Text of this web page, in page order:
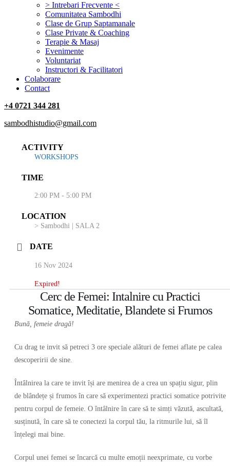
> Intrebari Frecvente <
Comunitatea Sambodhi
Clase de Grup Saptamanale
Clase Private & Coaching
Terapie & Masaj
‎Evenimente
Voluntariat
‏‏‎Instructori & Facilitatori
Colaborare
Contact
+4 0721 344 281
sambodhistudio@gmail.com
ACTIVITY
WORKSHOPS
TIME
2:00 PM - 5:00 PM
LOCATION
> Sambodhi | SALA 2
DATE
16 Nov 2024
Expired!
Cerc de Femei: Intalnire cu Practici
Somatice, Meditatie, Blandete si Frumos
Bună, femeie dragă!
Cu drag te invit să petreci 3 ore speciale alături de femei aflate pe calea
descoperirii de sine.
Întâlnirea la care te invit își are menirea de a crea un spațiu sigur, plin
de blândețe și frumos în care să experimentezi practici somatice potrivite
pentru corpul de femeie. O întâlnire în care să te simți văzută, ascultată,
susținută, în care să te conectezi la corpul tău, la ritmurile lui, să îl
înțelegi mai bine.
Corpul unei femei se încarcă cu multe emoții neexprimate, cu vorbe